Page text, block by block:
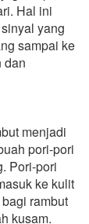
Hal ini
yang
sampai ke
dan
menjadi
pori-pori
Pori-pori
ke kulit
rambut
kusam.